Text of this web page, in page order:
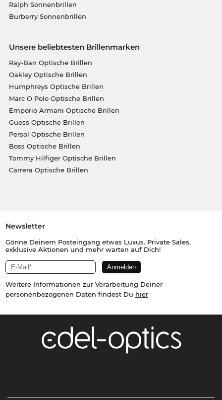
Ralph Sonnenbrillen
Burberry Sonnenbrillen
Unsere beliebtesten Brillenmarken
Ray-Ban Optische Brillen
Oakley Optische Brillen
Humphreys Optische Brillen
Marc O Polo Optische Brillen
Emporio Armani Optische Brillen
Guess Optische Brillen
Persol Optische Brillen
Boss Optische Brillen
Tommy Hilfiger Optische Brillen
Carrera Optische Brillen
Newsletter
Gönne Deinem Posteingang etwas Luxus. Private Sales,
exklusive Aktionen und mehr warten auf Dich!
Weitere Informationen zur Verarbeitung Deiner
personenbezogenen Daten findest Du hier